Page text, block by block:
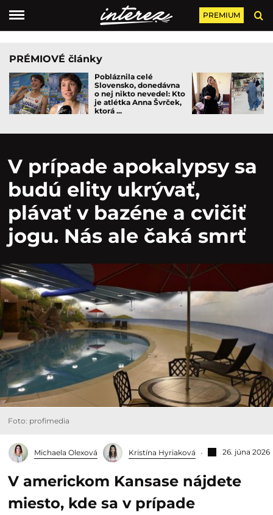
PREMIUM
PRÉMIOVÉ články
Pobláznila celé
Slovensko, donedávna
o nej nikto nevedel: Kto
je atlétka Anna Švrček,
ktorá ...
V prípade apokalypsy sa
budú elity ukrývať,
plávať v bazéne a cvičiť
jogu. Nás ale čaká smrť
Foto: profimedia
Michaela Olexová Kristína Hyriaková 26. júna 2026
V americkom Kansase nájdete
miesto, kde sa v prípade